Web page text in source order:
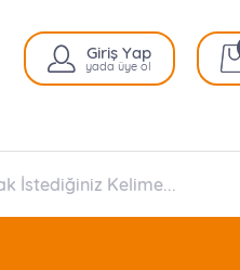
Giriş Yap
yada üye ol